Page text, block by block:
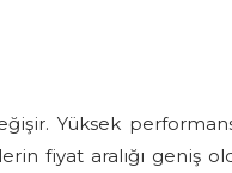
Yüksek
fiyat aralığı geniş